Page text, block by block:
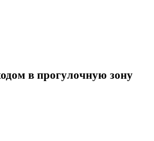
в прогулочную зону